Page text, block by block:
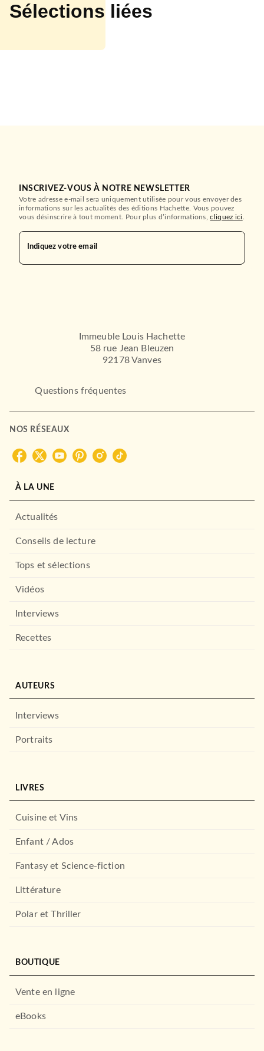
CALMANN-LÉVY
Je rouille
Robin Watine
02/01/2026
Sélections liées
INSCRIVEZ-VOUS À NOTRE NEWSLETTER
Votre adresse e-mail sera uniquement utilisée pour vous envoyer des
informations sur les actualités des éditions Hachette. Vous pouvez
vous désinscrire à tout moment. Pour plus d’informations,cliquez ici
Indiquez votre email
Immeuble Louis Hachette
58 rue Jean Bleuzen
92178 Vanves
Questions fréquentes
NOS RÉSEAUX
À LA UNE
Actualités
Conseils de lecture
Tops et sélections
Vidéos
Interviews
Recettes
AUTEURS
Interviews
Portraits
LIVRES
Cuisine et Vins
Enfant / Ados
Fantasy et Science-fiction
Littérature
Polar et Thriller
BOUTIQUE
Vente en ligne
eBooks